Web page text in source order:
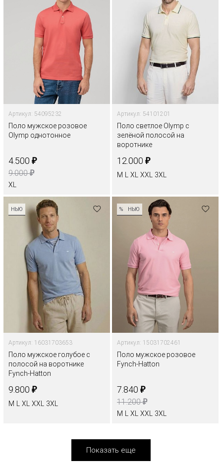
Артикул: 54095232
Поло мужское розовое
Olymp однотонное
4.500 ₽
9.000₽
XL
Артикул: 54101201
Поло светлое Olymp с
зелёной полосой на
воротнике
12.000 ₽
M XL XXL 3XL
НЬЮ
Артикул: 16031703653
Поло мужское голубое с
полосой на воротнике
Fynch-Hatton
9.800 ₽
M XL XXL 3XL
% НЬЮ
Артикул: 15031702461
Поло мужское розовое
Fynch-Hatton
7.840 ₽
11.200₽
M XL XXL 3XL
Показать еще